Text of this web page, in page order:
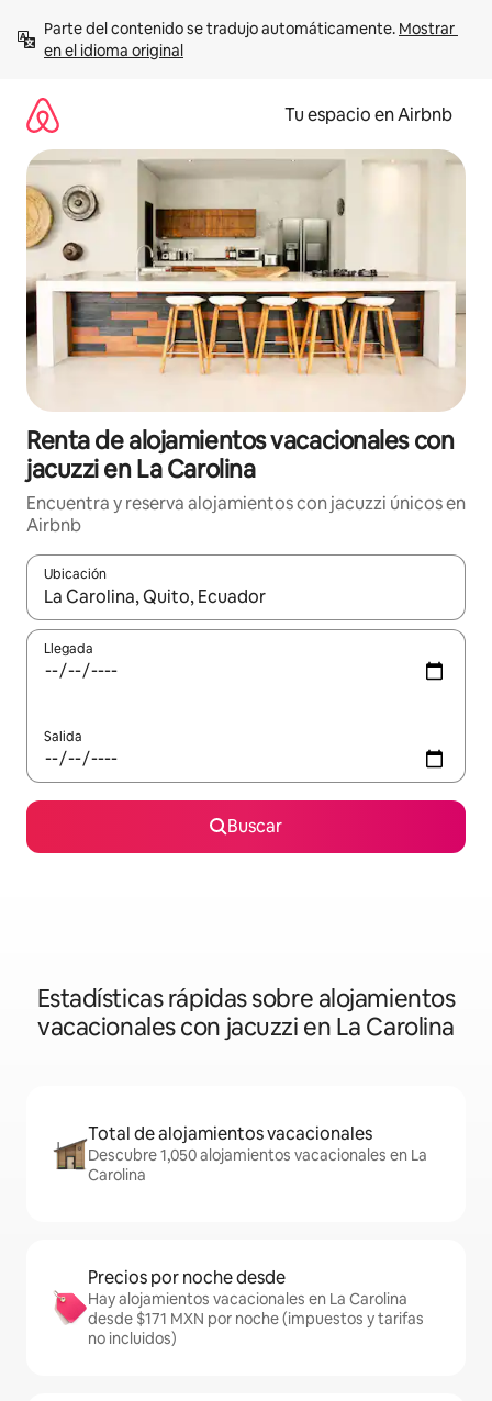
contenido
Parte del contenido se tradujo automáticamente. Mostrar
en el idioma original
Tu espacio en Airbnb
Renta de alojamientos vacacionales con
jacuzzi en La Carolina
Encuentra y reserva alojamientos con jacuzzi únicos en
Airbnb
Ubicación
Cuando los resultados estén disponibles, podrás navegar
Llegada
Salida
Buscar
Estadísticas rápidas sobre alojamientos
vacacionales con jacuzzi en La Carolina
Total de alojamientos vacacionales
Descubre 1,050 alojamientos vacacionales en La
Carolina
Precios por noche desde
Hay alojamientos vacacionales en La Carolina
desde $171 MXN por noche (impuestos y tarifas
no incluidos)